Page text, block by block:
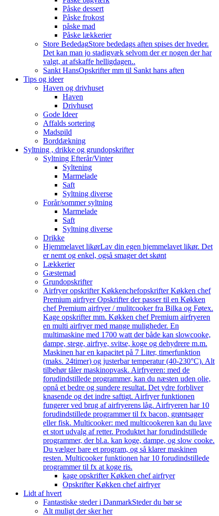
Påske dessert
Påske frokost
påske mad
Påske lækkerier
Store BededagStore bededags aften spises der hveder.
Det kan man jo stadigvæk selvom der er nogen der har
valgt, at afskaffe helligdagen..
Sankt HansOpskrifter mm til Sankt hans aften
Tips og ideer
Haven og drivhuset
Haven
Drivhuset
Gode Ideer
Affalds sortering
Madspild
Borddækning
Syltning , drikke og grundopskrifter
Syltning Efterår/Vinter
Syltening
Marmelade
Saft
Syltning diverse
Forår/sommer syltning
Marmelade
Saft
Syltning diverse
Drikke
Hjemmelavet likørLav din egen hjemmelavet likør. Det
er nemt og enkel, også smager det skønt
Lækkerier
Gæstemad
Grundopskrifter
Airfryer opskrifter Køkkenchefopskrifter Køkken chef
Premium airfryer Opskrifter der passer til en Køkken
chef Premium airfryer / mulitcooker fra Bilka og Føtex.
Kage opskrifter mm. Køkken chef Premium airfryeren
en multi airfryer med mange muligheder. En
multimaskine med 1700 watt der både kan slowcooke,
dampe, stege, airfrye, svitse, koge og dehydrere m.m.
Maskinen har en kapacitet på 7 Liter, timerfunktion
(maks. 24timer) og justerbar temperatur (40-230°C). Alt
tilbehør tåler maskinopvask. Airfryeren: med de
forudindstillede programmer, kan du næsten uden olie,
opnå et bedre og sundere resultat. Det ydre forbliver
knasende og det indre saftigt. Airfryer funktionen
fungerer ved brug af airfryerens låg. Airfryeren har 10
forudindstillede programmer til fx bacon, grøntsager
eller fisk. Multicooker: med multicookeren kan du lave
et stort udvalg af retter. Produktet har forudindstillede
programmer, der bl.a. kan koge, dampe, og slow cooke.
Du vælger bare et program, og så klarer maskinen
resten. Multicooker funktionen har 10 forudindstillede
programmer til fx at koge ris.
kage opskrifter Køkken chef airfryer
Opskrifter Køkken chef airfryer
Lidt af hvert
Fantastiske steder i DanmarkSteder du bør se
Alt muligt der sker her